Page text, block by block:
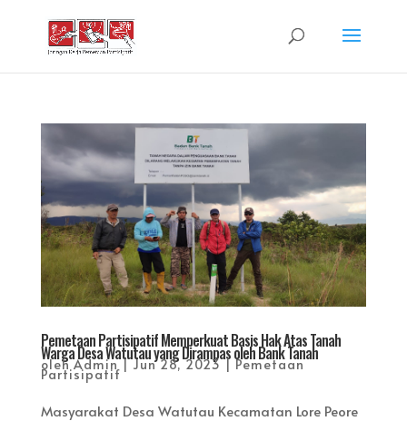
Pemetaan Partisipatif Memperkuat Basis Hak Atas Tanah
Warga Desa Watutau yang Dirampas oleh Bank Tanah
olehAdmin|Jun 28, 2023|Pemetaan
Partisipatif
Masyarakat Desa Watutau Kecamatan Lore Peore